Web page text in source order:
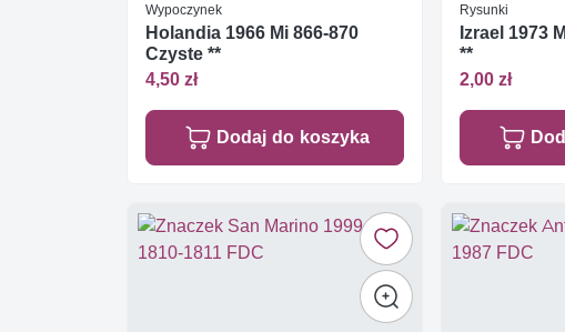
Wypoczynek
Holandia 1966 Mi 866-870
Czyste **
4,50 zł
Dodaj do koszyka
Rysunki
Izrael 1973
**
2,00 zł